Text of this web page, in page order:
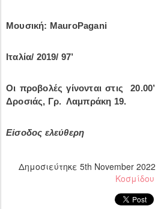
Μουσική: MauroPagani
Ιταλία/ 2019/ 97’
Οι προβολές γίνονται στις
Δροσιάς, Γρ. Λαμπράκη 19.
Είσοδος ελεύθερη
Δημοσιεύτηκε 5th November 2022
Κοσμίδου